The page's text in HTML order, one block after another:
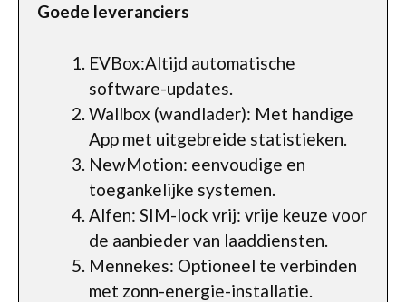
Goede leveranciers
EVBox:Altijd automatische
software-updates.
Wallbox (wandlader): Met handige
App met uitgebreide statistieken.
NewMotion: eenvoudige en
toegankelijke systemen.
Alfen: SIM-lock vrij: vrije keuze voor
de aanbieder van laaddiensten.
Mennekes: Optioneel te verbinden
met zonn-energie-installatie.